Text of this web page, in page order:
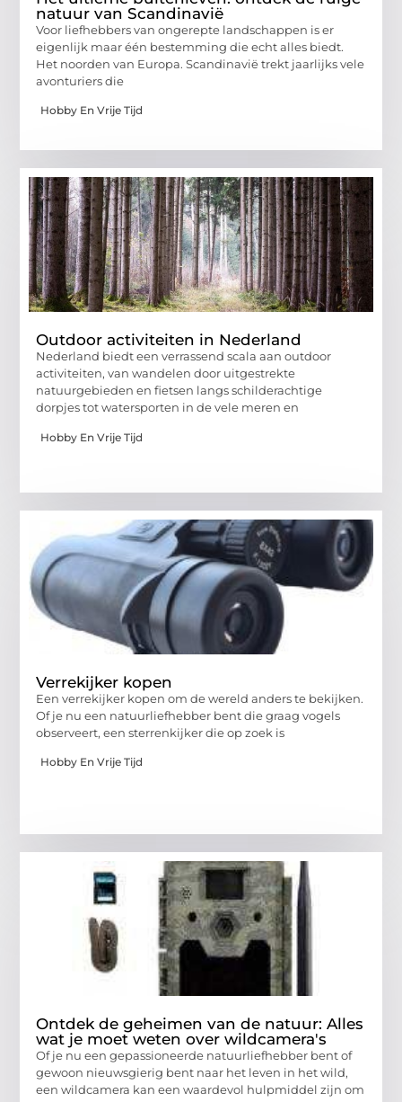
natuur van Scandinavië
Voor liefhebbers van ongerepte landschappen is er
eigenlijk maar één bestemming die echt alles biedt.
Het noorden van Europa. Scandinavië trekt jaarlijks vele
avonturiers die
Hobby En Vrije Tijd
Outdoor activiteiten in Nederland
Nederland biedt een verrassend scala aan outdoor
activiteiten, van wandelen door uitgestrekte
natuurgebieden en fietsen langs schilderachtige
dorpjes tot watersporten in de vele meren en
Hobby En Vrije Tijd
Verrekijker kopen
Een verrekijker kopen om de wereld anders te bekijken.
Of je nu een natuurliefhebber bent die graag vogels
observeert, een sterrenkijker die op zoek is
Hobby En Vrije Tijd
Ontdek de geheimen van de natuur: Alles
wat je moet weten over wildcamera's
Of je nu een gepassioneerde natuurliefhebber bent of
gewoon nieuwsgierig bent naar het leven in het wild,
een wildcamera kan een waardevol hulpmiddel zijn om